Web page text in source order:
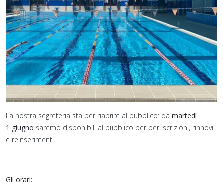
La nostra segreteria sta per riaprire al pubblico: da martedì
1 giugno saremo disponibili al pubblico per per iscrizioni, rinnovi
e reinserimenti.
Gli orari: